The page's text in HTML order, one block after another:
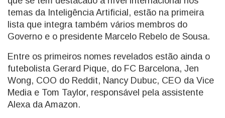
temas da Inteligência Artificial, estão na primeira
lista que integra também vários membros do
Governo e o presidente Marcelo Rebelo de Sousa.
Entre os primeiros nomes revelados estão ainda o
futebolista Gerard Pique, do FC Barcelona, Jen
Wong, COO do Reddit, Nancy Dubuc, CEO da Vice
Media e Tom Taylor, responsável pela assistente
Alexa da Amazon.